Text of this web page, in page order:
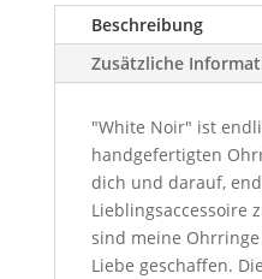
Beschreibung
Zusätzliche
"White Noir" ist
handgefertigten
dich und darauf,
Lieblingsaccessoire
sind meine
Liebe geschaffen.